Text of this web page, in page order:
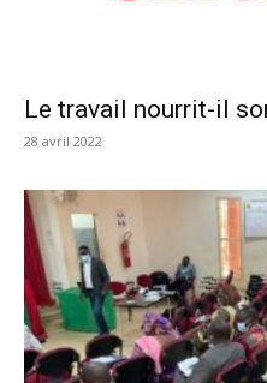
Le travail nourrit-il
28 avril 2022